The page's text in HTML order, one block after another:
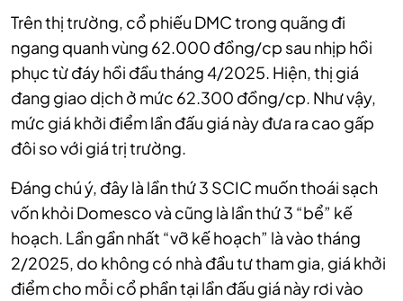
Trên thị trường, cổ phiếu DMC trong quãng đi
ngang quanh vùng 62.000 đồng/cp sau nhịp hồi
phục từ đáy hồi đầu tháng 4/2025. Hiện, thị giá
đang giao dịch ở mức 62.300 đồng/cp. Như vậy,
mức giá khởi điểm lần đấu giá này đưa ra cao gấp
đôi so với giá trị trường.
Đáng chú ý, đây là lần thứ 3 SCIC muốn thoái sạch
vốn khỏi Domesco và cũng là lần thứ 3 “bể” kế
hoạch. Lần gần nhất “vỡ kế hoạch” là vào tháng
2/2025, do không có nhà đầu tư tham gia, giá khởi
điểm cho mỗi cổ phần tại lần đấu giá này rơi vào